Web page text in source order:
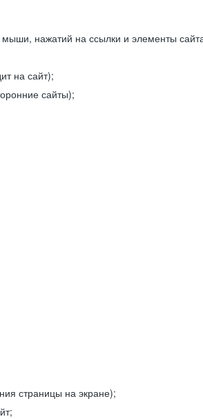
нажатий на ссылки и элементы
на сайт);
сайты);
страницы на экране);